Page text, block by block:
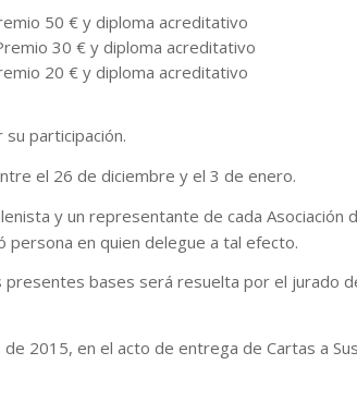
50 € y diploma acreditativo
30 € y diploma acreditativo
20 € y diploma acreditativo
participación.
el 26 de diciembre y el 3 de enero.
y un representante de cada Asociación
persona en quien delegue a tal efecto.
bases será resuelta por el jurado
2015, en el acto de entrega de Cartas a